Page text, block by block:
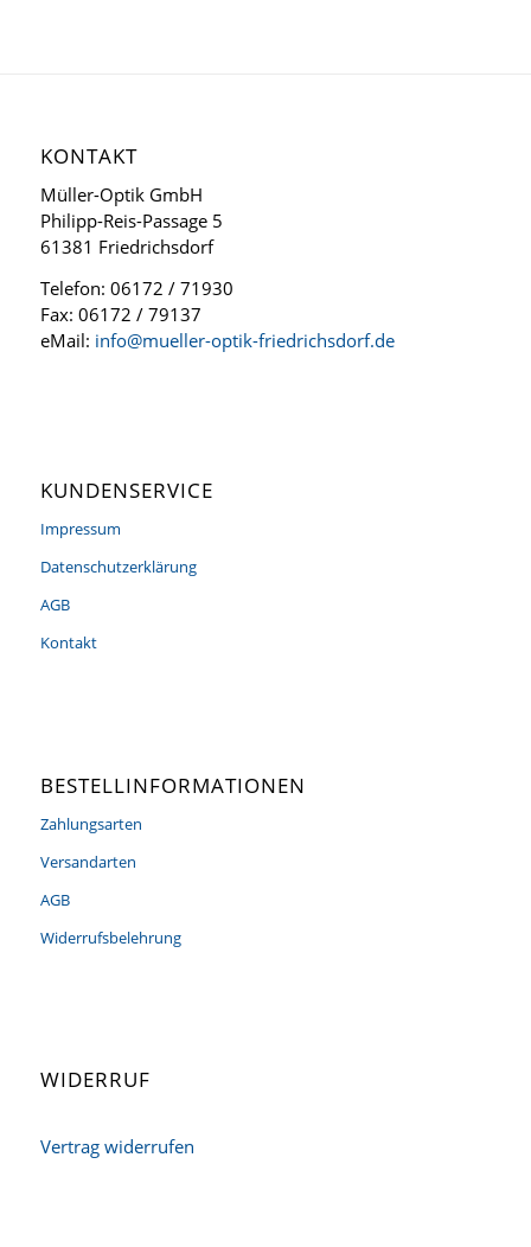
KONTAKT
Müller-Optik GmbH
Philipp-Reis-Passage 5
61381 Friedrichsdorf
Telefon: 06172 / 71930
Fax: 06172 / 79137
eMail: info@mueller-optik-friedrichsdorf.de
KUNDENSERVICE
Impressum
Datenschutzerklärung
AGB
Kontakt
BESTELLINFORMATIONEN
Zahlungsarten
Versandarten
AGB
Widerrufsbelehrung
WIDERRUF
Vertrag widerrufen